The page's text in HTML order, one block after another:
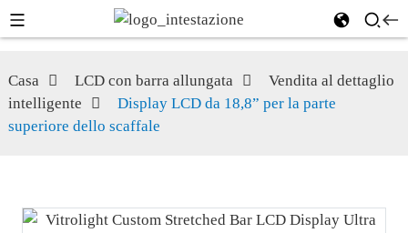
Casa LCD con barra allungata
Vendita al dettaglio
intelligente
Display LCD da 18,8” per la parte
superiore dello scaffale